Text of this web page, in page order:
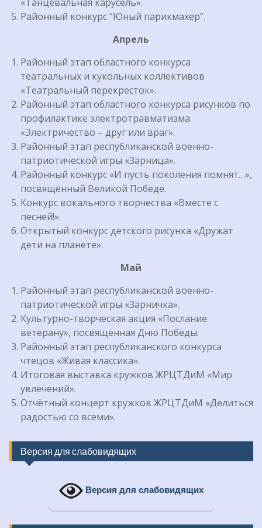
Районный конкурс “Юный парикмахер”.
Апрель
Районный этап областного конкурса
театральных и кукольных коллективов
«Театральный перекресток».
Районный этап областного конкурса рисунков по
профилактике электротравматизма
«Электричество – друг или враг».
Районный этап республиканской военно-
патриотической игры «Зарница».
Районный конкурс «И пусть поколения помнят…»,
посвящённый Великой Победе.
Конкурс вокального творчества «Вместе с
песней!».
Открытый конкурс детского рисунка «Дружат
дети на планете».
Май
Районный этап республиканской военно-
патриотической игры «Зарничка».
Культурно-творческая акция «Послание
ветерану», посвященная Дню Победы.
Районный этап республиканского конкурса
чтецов «Живая классика».
Итоговая выставка кружков ЖРЦТДиМ «Мир
увлечений».
Отчётный концерт кружков ЖРЦТДиМ «Делиться
радостью со всеми».
Версия для слабовидящих
Версия для слабовидящих